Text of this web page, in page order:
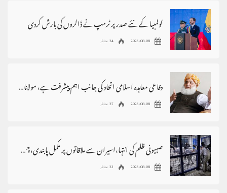
کولمبیا کے نئے صدر پر ٹرمپ نے ڈالروں کی بارش کردی
2026-08-08 24 مناظر
دفاعی معاہدہ اسلامی اتحاد کی جانب اہم پیشرفت ہے، مولانافضل الرحمٰن
2026-08-08 27 مناظر
صہیونی ظلم کی انتہا،اسیران سے ملاقاتوں پر مکمل پابندی،چھاپے،گرفتاریاں
2026-08-08 23 مناظر